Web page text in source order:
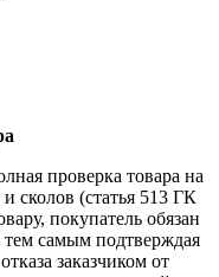
проверка товара на
сколов (статья 513 ГК
покупатель обязан
тем самым подтверждая
заказчиком от